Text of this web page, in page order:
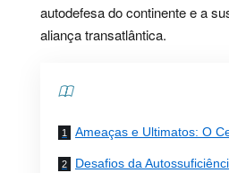
autodefesa do continente e a
aliança transatlântica.
Ameaças e Ultimatos: O
Desafios da